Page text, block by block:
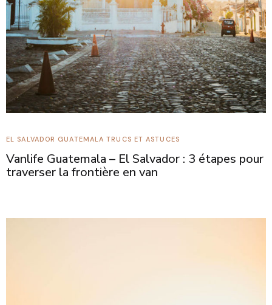
EL SALVADOR GUATEMALATRUCS ET ASTUCES
Vanlife Guatemala – El Salvador : 3 étapes pour
traverser la frontière en van